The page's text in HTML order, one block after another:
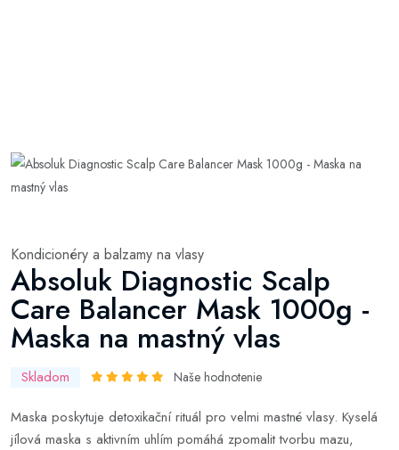
Kondicionéry a balzamy na vlasy
Absoluk Diagnostic Scalp
Care Balancer Mask 1000g -
Maska na mastný vlas
Skladom Naše hodnotenie
Maska poskytuje detoxikační rituál pro velmi mastné vlasy. Kyselá
jílová maska s aktivním uhlím pomáhá zpomalit tvorbu mazu,